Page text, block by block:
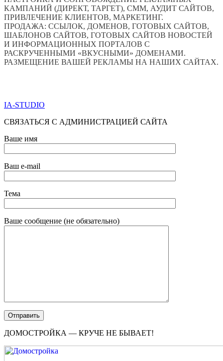
КАМПАНИЙ (ДИРЕКТ, ТАРГЕТ), СММ, АУДИТ САЙТОВ,
ПРИВЛЕЧЕНИЕ КЛИЕНТОВ, МАРКЕТИНГ.
ПРОДАЖА: ССЫЛОК, ДОМЕНОВ, ГОТОВЫХ САЙТОВ,
ШАБЛОНОВ САЙТОВ, ГОТОВЫХ САЙТОВ НОВОСТЕЙ
И ИНФОРМАЦИОННЫХ ПОРТАЛОВ С
РАСКРУЧЕННЫМИ «ВКУСНЫМИ» ДОМЕНАМИ.
РАЗМЕЩЕНИЕ ВАШЕЙ РЕКЛАМЫ НА НАШИХ САЙТАХ.
IA-STUDIO
СВЯЗАТЬСЯ С АДМИНИСТРАЦИЕЙ САЙТА
Ваше имя
Ваш e-mail
Тема
Ваше сообщение (не обязательно)
ДОМОСТРОЙКА — КРУЧЕ НЕ БЫВАЕТ!